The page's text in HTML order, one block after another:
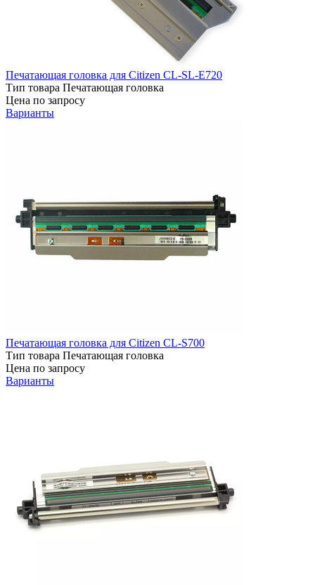
Печатающая головка для Citizen CL-SL-E720
Тип товара Печатающая головка
Цена по запросу
Варианты
Печатающая головка для Citizen CL-S700
Тип товара Печатающая головка
Цена по запросу
Варианты